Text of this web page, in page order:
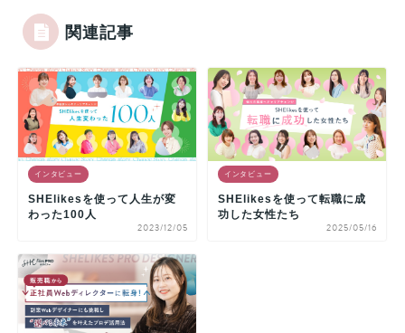
関連記事
インタビュー
SHElikesを使って人生が変
わった100人
2023/12/05
インタビュー
SHElikesを使って転職に成
功した女性たち
2025/05/16